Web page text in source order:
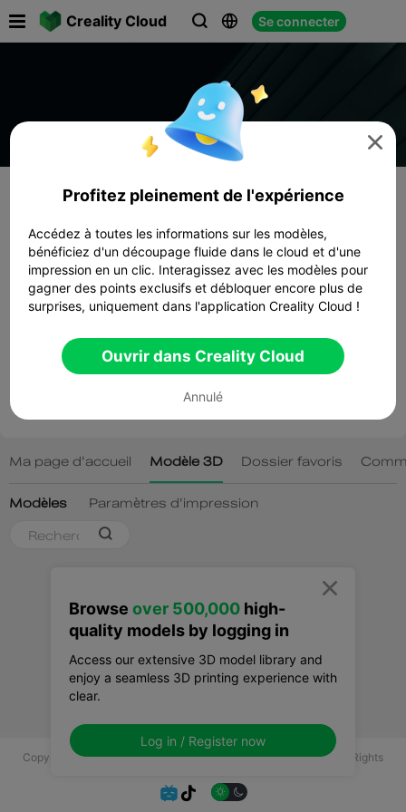
Creality Cloud   Se connecter
Copyright © 2025 Shenzhen Creality 3D Technology Co., Ltd All Rights
 
Browse over 500,000 high-
quality models by logging in
Access our extensive 3D model library and
enjoy a seamless 3D printing experience with
clear.
Log in / Register now


Profitez pleinement de l'expérience
Accédez à toutes les informations sur les modèles,
bénéficiez d'un découpage fluide dans le cloud et d'une
impression en un clic. Interagissez avec les modèles pour
gagner des points exclusifs et débloquer encore plus de
surprises, uniquement dans l'application Creality Cloud !
Ouvrir dans Creality Cloud
Annulé